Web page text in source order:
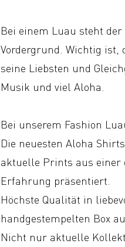
Bei einem Luau steht
Vordergrund. Wichtig ist,
seine Liebsten und
Musik und viel Aloha.
Bei unserem Fashion
Die neuesten Aloha
aktuelle Prints aus einer
Erfahrung präsentiert.
Höchste Qualität in
handgestempelten Box
Nicht nur aktuelle